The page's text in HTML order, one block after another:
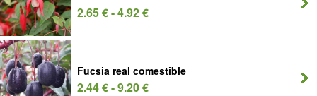
2.65 € - 4.92 €
Fucsia real comestible
2.44 € - 9.20 €